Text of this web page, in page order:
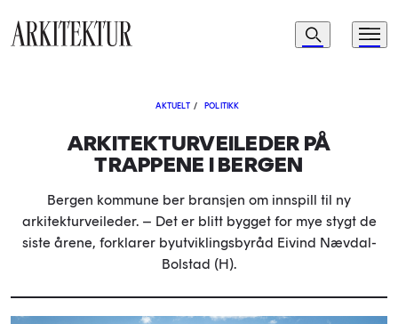
Navigasjon
Søk Meny
AKTUELT / POLITIKK
ARKITEKTURVEILEDER PÅ
TRAPPENE I BERGEN
Bergen kommune ber bransjen om innspill til ny
arkitekturveileder. – Det er blitt bygget for mye stygt de
siste årene, forklarer byutviklingsbyråd Eivind Nævdal-
Bolstad (H).